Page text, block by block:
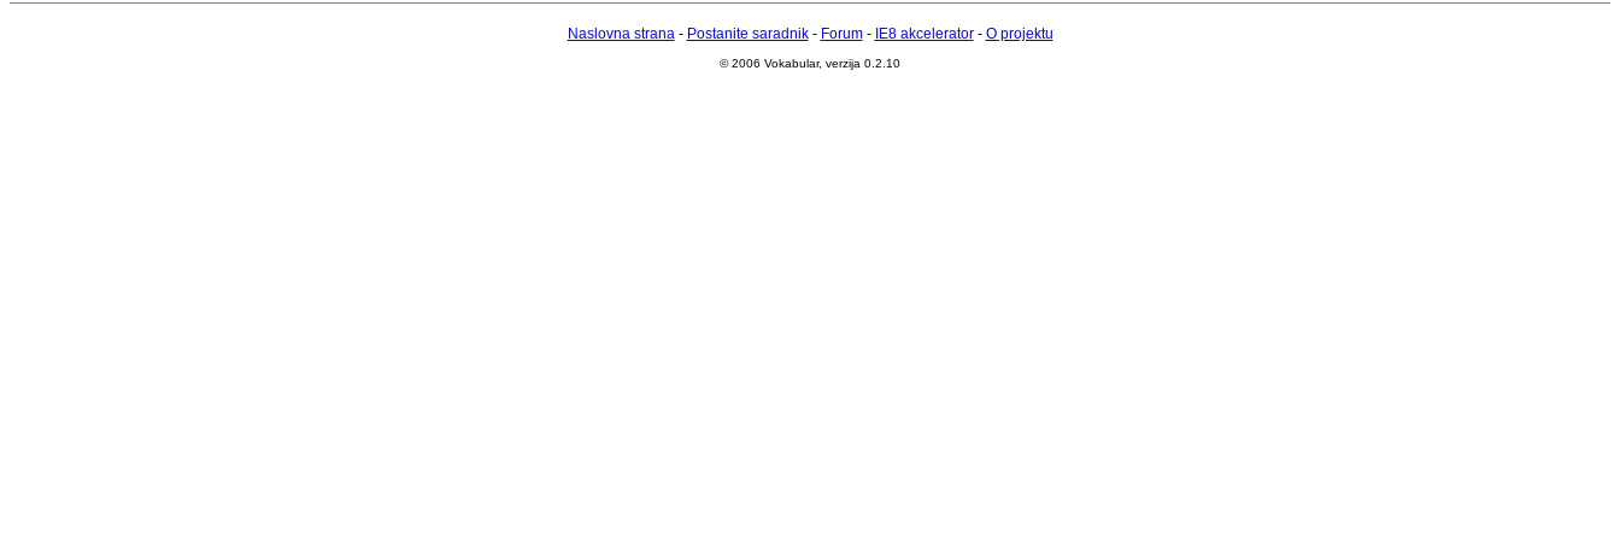
Naslovna strana- Postanite saradnik- Forum- IE8 akcelerator- O projektu
© 2006 Vokabular, verzija 0.2.10